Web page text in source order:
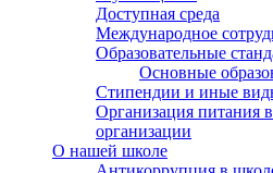
Доступная среда
Международное
Образовательные
Основные
Стипендии и иные
Организация питания
организации
О нашей школе